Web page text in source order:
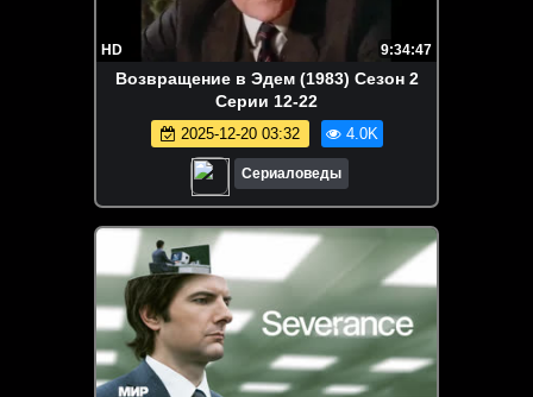
HD 9:34:47
Возвращение в Эдем (1983) Сезон 2
Серии 12-22
2025-12-20 03:32 4.0K
Сериаловеды